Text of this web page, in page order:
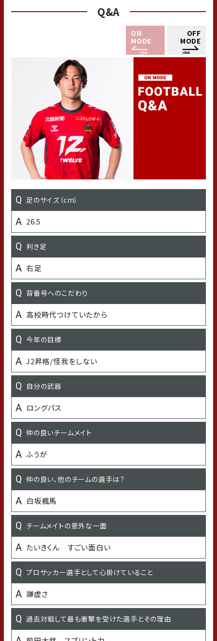
Q&A
足のサイズ（cm）
26.5
利き足
右足
背番号へのこだわり
高校時代つけていたから
今年の目標
J2昇格/怪我をしない
自分の武器
ロングパス
仲の良いチームメイト
ふうが
仲の良い、他のチームの選手は？
白坂楓馬
チームメイトの意外な一面
たいきくん すごい面白い
プロサッカー選手として心掛けていること
謙虚さ
過去対戦して最も衝撃を受けた選手とその理由
既存選手：石川県のおすすめスポット／新加入：石川県の
行ってみたいところ
兼六園
もらって嬉しいプレゼント
スタバカード
苦手なこと
人が多いところ
今年「挑戦」したいこと
語学勉強
好きな食べ物
OFF
MODE
ON
MODE